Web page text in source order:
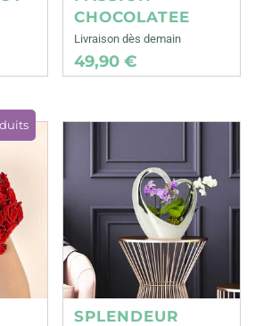
CHOCOLATEE
Livraison dès demain
49,90 €
SPLENDEUR